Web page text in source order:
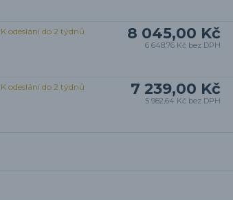
8 045,00 Kč
6 648,76 Kč bez DPH
K odeslání do 2 týdnů
7 239,00 Kč
5 982,64 Kč bez DPH
K odeslání do 2 týdnů